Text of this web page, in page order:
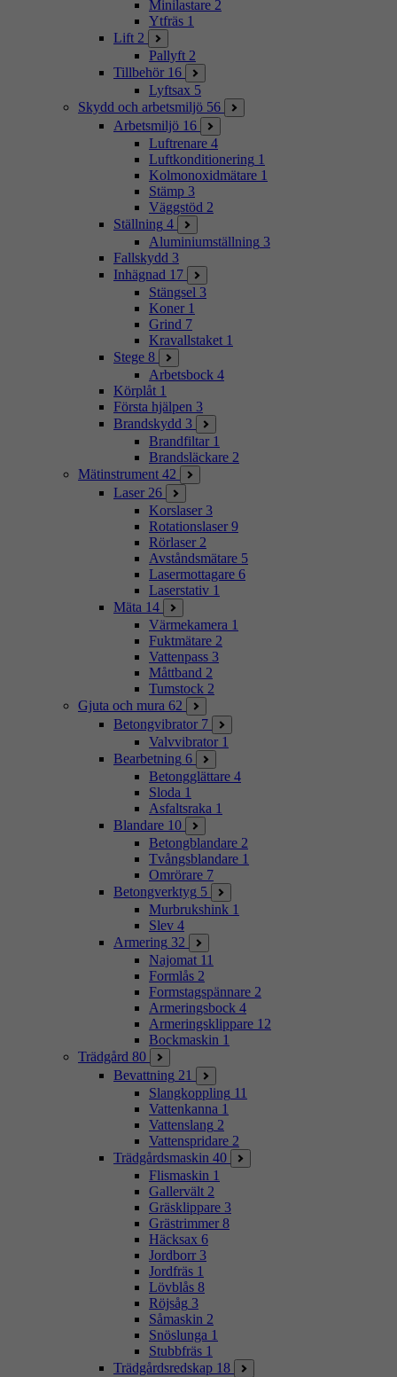
Minilastare 2
Ytfräs 1
Lift 2
Pallyft 2
Tillbehör 16
Lyftsax 5
Skydd och arbetsmiljö 56
Arbetsmiljö 16
Luftrenare 4
Luftkonditionering 1
Kolmonoxidmätare 1
Stämp 3
Väggstöd 2
Ställning 4
Aluminiumställning 3
Fallskydd 3
Inhägnad 17
Stängsel 3
Koner 1
Grind 7
Kravallstaket 1
Stege 8
Arbetsbock 4
Körplåt 1
Första hjälpen 3
Brandskydd 3
Brandfiltar 1
Brandsläckare 2
Mätinstrument 42
Laser 26
Korslaser 3
Rotationslaser 9
Rörlaser 2
Avståndsmätare 5
Lasermottagare 6
Laserstativ 1
Mäta 14
Värmekamera 1
Fuktmätare 2
Vattenpass 3
Måttband 2
Tumstock 2
Gjuta och mura 62
Betongvibrator 7
Valvvibrator 1
Bearbetning 6
Betongglättare 4
Sloda 1
Asfaltsraka 1
Blandare 10
Betongblandare 2
Tvångsblandare 1
Omrörare 7
Betongverktyg 5
Murbrukshink 1
Slev 4
Armering 32
Najomat 11
Formlås 2
Formstagspännare 2
Armeringsbock 4
Armeringsklippare 12
Bockmaskin 1
Trädgård 80
Bevattning 21
Slangkoppling 11
Vattenkanna 1
Vattenslang 2
Vattenspridare 2
Trädgårdsmaskin 40
Flismaskin 1
Gallervält 2
Gräsklippare 3
Grästrimmer 8
Häcksax 6
Jordborr 3
Jordfräs 1
Lövblås 8
Röjsåg 3
Såmaskin 2
Snöslunga 1
Stubbfräs 1
Trädgårdsredskap 18